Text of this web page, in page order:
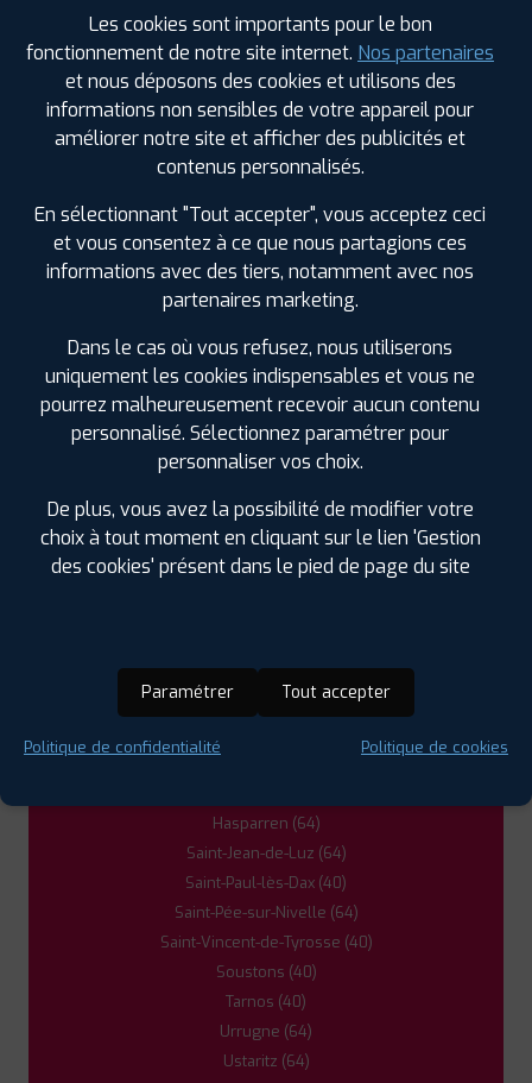
PROFIL PLUSANGLET
11 BIS AVENUE DE L'ADOUR 64600 ANGLET
0559550472
| +D'INFOS
PROFIL PLUSSAINT VINCENT DE
TYROSSE
8 RUE DE CASABLANCA ZONE INDUSTRIELLE
40230 ST VINCENT DE TYROSSE
HORAIRES | +D'INFOS
LES GARAGES PROFIL PLUS
DANS LES VILLES À PROXIMITÉ
Bidart (64)
Boucau (64)
Hasparren (64)
Saint-Jean-de-Luz (64)
Saint-Paul-lès-Dax (40)
Saint-Pée-sur-Nivelle (64)
Saint-Vincent-de-Tyrosse (40)
Soustons (40)
Tarnos (40)
Urrugne (64)
Ustaritz (64)
Les cookies sont importants pour le bon
fonctionnement de notre site internet. Nos partenaires
et nous déposons des cookies et utilisons des
informations non sensibles de votre appareil pour
améliorer notre site et afficher des publicités et
contenus personnalisés.
En sélectionnant "Tout accepter", vous acceptez ceci
et vous consentez à ce que nous partagions ces
informations avec des tiers, notamment avec nos
partenaires marketing.
Dans le cas où vous refusez, nous utiliserons
uniquement les cookies indispensables et vous ne
pourrez malheureusement recevoir aucun contenu
personnalisé. Sélectionnez paramétrer pour
personnaliser vos choix.
De plus, vous avez la possibilité de modifier votre
choix à tout moment en cliquant sur le lien 'Gestion
des cookies' présent dans le pied de page du site
Paramétrer Tout accepter
Politique de confidentialité Politique de cookies